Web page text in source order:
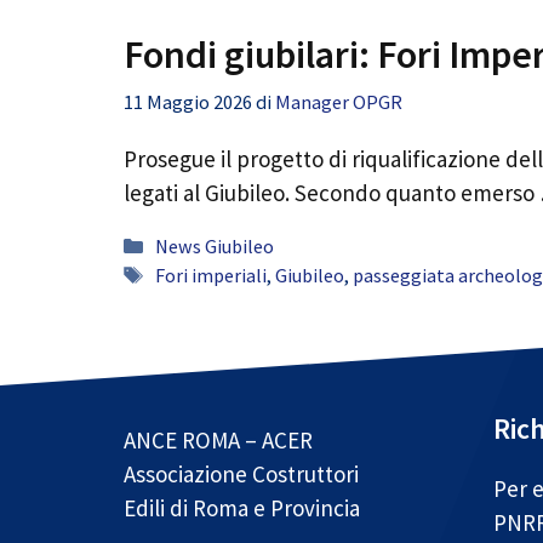
Fondi giubilari: Fori
11 Maggio 2026 di Manager OPGR
Prosegue il progetto di riqualificazione
legati al Giubileo. Secondo quanto
Categorie
News Giubileo
Tag
Fori imperiali, Giubileo, passeggiata
ANCE ROMA – ACER
Associazione Costruttori
Edili di Roma e Provincia
Per